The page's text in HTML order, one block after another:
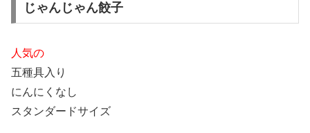
じゃんじゃん餃子
人気の
五種具入り
にんにくなし
スタンダードサイズ